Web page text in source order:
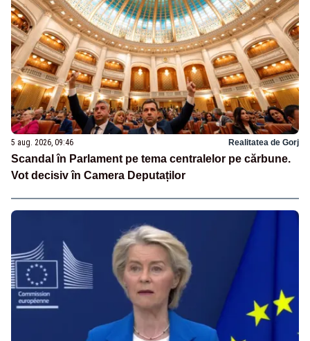
5 aug. 2026, 09:46 Realitatea de Gorj
Scandal în Parlament pe tema centralelor pe cărbune.
Vot decisiv în Camera Deputaților